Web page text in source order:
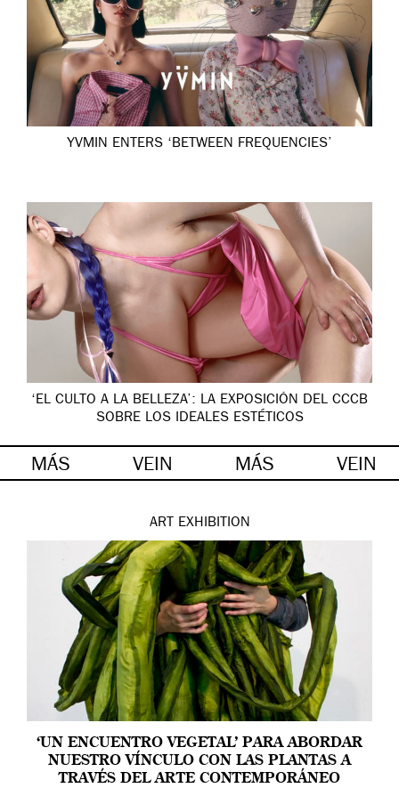
YVMIN ENTERS ‘BETWEEN FREQUENCIES’
‘EL CULTO A LA BELLEZA’: LA EXPOSICIÓN DEL CCCB
SOBRE LOS IDEALES ESTÉTICOS
MÁS VEIN MÁS VEIN
ART EXHIBITION
‘UN ENCUENTRO VEGETAL’ PARA ABORDAR
NUESTRO VÍNCULO CON LAS PLANTAS A
TRAVÉS DEL ARTE CONTEMPORÁNEO